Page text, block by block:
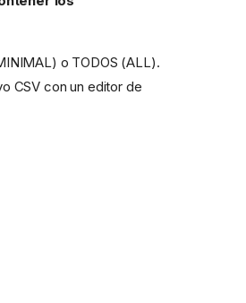
o TODOS (ALL).
CSV con un editor de